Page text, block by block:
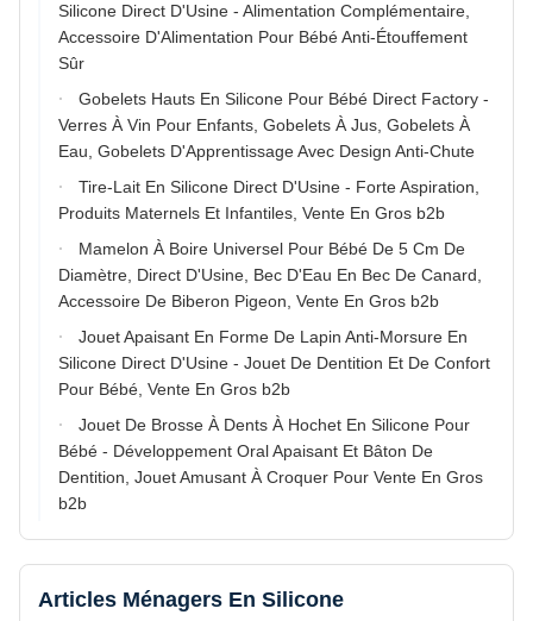
Silicone Direct D'Usine - Alimentation Complémentaire,
Accessoire D'Alimentation Pour Bébé Anti-Étouffement
Sûr
Gobelets Hauts En Silicone Pour Bébé Direct Factory -
Verres À Vin Pour Enfants, Gobelets À Jus, Gobelets À
Eau, Gobelets D'Apprentissage Avec Design Anti-Chute
Tire-Lait En Silicone Direct D'Usine - Forte Aspiration,
Produits Maternels Et Infantiles, Vente En Gros b2b
Mamelon À Boire Universel Pour Bébé De 5 Cm De
Diamètre, Direct D'Usine, Bec D'Eau En Bec De Canard,
Accessoire De Biberon Pigeon, Vente En Gros b2b
Jouet Apaisant En Forme De Lapin Anti-Morsure En
Silicone Direct D'Usine - Jouet De Dentition Et De Confort
Pour Bébé, Vente En Gros b2b
Jouet De Brosse À Dents À Hochet En Silicone Pour
Bébé - Développement Oral Apaisant Et Bâton De
Dentition, Jouet Amusant À Croquer Pour Vente En Gros
b2b
Articles Ménagers En Silicone